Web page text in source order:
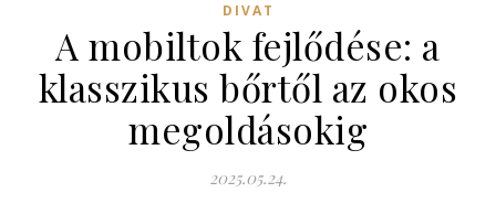
DIVAT
A mobiltok fejlődése: a
klasszikus bőrtől az okos
megoldásokig
2025.05.24.